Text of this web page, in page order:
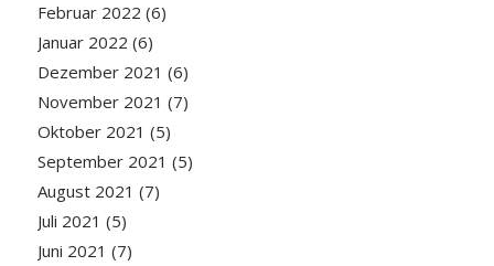
Februar 2022 (6)
Januar 2022 (6)
Dezember 2021 (6)
November 2021 (7)
Oktober 2021 (5)
September 2021 (5)
August 2021 (7)
Juli 2021 (5)
Juni 2021 (7)